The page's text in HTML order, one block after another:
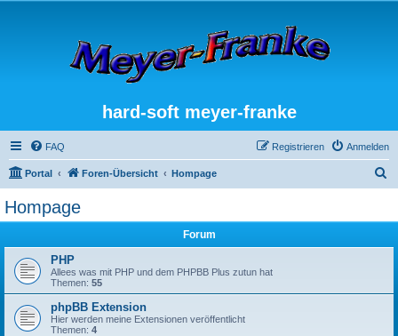
hard-soft meyer-franke
FAQ Anmelden
Registrieren
Portal Foren-Übersicht Hompage
Hompage
Forum
PHP
Allees was mit PHP und dem PHPBB Plus zutun hat
Themen: 55
phpBB Extension
Hier werden meine Extensionen veröffentlicht
Themen: 4